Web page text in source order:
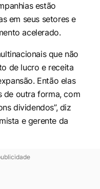
estão
em seus setores e
acelerado.
que não
de lucro e receita
Então elas
de outra forma, com
dividendos”, diz
e gerente da